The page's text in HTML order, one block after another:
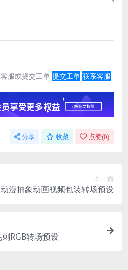
服或提交工单 提交工单 联系客服
分享 收藏 点赞(0)
上一篇
漫抽象动画视频包装转场预设
RGB转场预设